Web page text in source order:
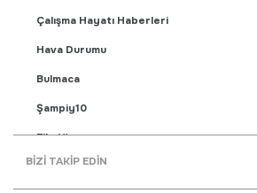
Çalışma Hayatı Haberleri
Hava Durumu
Bulmaca
Şampiy10
Fikstür
Puan Durumu
BİZİ TAKİP EDİN